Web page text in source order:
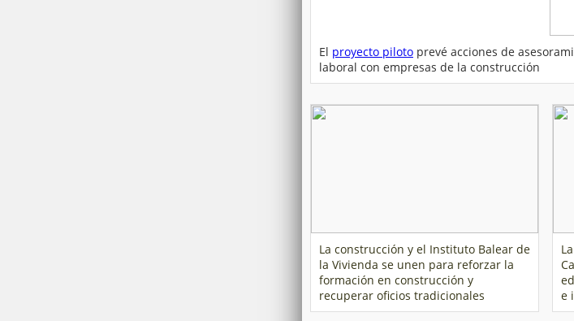
El proyecto piloto prevé acciones de
laboral con empresas de la construcción
La construcción y el Instituto Balear de
la Vivienda se unen para reforzar la
formación en construcción y
recuperar oficios tradicionales
e